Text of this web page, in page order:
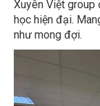
như mong đợi.